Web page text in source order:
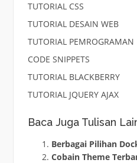
TUTORIAL CSS
TUTORIAL DESAIN WEB
TUTORIAL PEMROGRAMAN
CODE SNIPPETS
TUTORIAL BLACKBERRY
TUTORIAL JQUERY AJAX
Baca Juga Tulisan
Berbagai Pilihan
Cobain Theme